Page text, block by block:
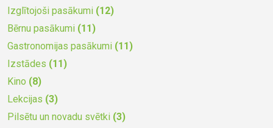
Izglītojoši pasākumi (12)
Bērnu pasākumi (11)
Gastronomijas pasākumi (11)
Izstādes (11)
Kino (8)
Lekcijas (3)
Pilsētu un novadu svētki (3)